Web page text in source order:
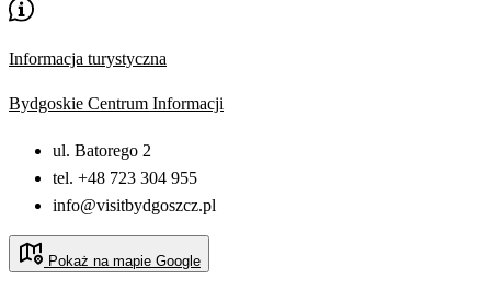
Informacja turystyczna
Bydgoskie Centrum Informacji
ul. Batorego 2
tel. +48 723 304 955
info@visitbydgoszcz.pl
Pokaż na mapie Google